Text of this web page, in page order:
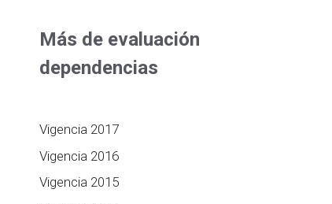
Más de evaluación
dependencias
Vigencia 2017
Vigencia 2016
Vigencia 2015